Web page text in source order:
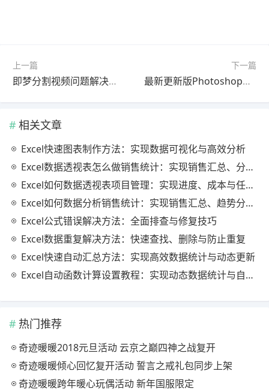
上一篇
即梦分割视频问题解决教程2026最新版零基础入门
下一篇
最新更新版Photoshop导出使用教程教程｜详细步骤
相关文章
Excel快速图表制作方法：实现数据可视化与高效分析
Excel数据透视表怎么做销售统计：实现销售汇总、分析与动态监控
Excel如何数据透视表项目管理：实现进度、成本与任务的高效分析
Excel如何数据分析销售统计：实现销售汇总、趋势分析与业绩优化
Excel公式错误解决方法：全面排查与修复技巧
Excel数据重复解决方法：快速查找、删除与防止重复
Excel快速自动汇总方法：实现高效数据统计与动态更新
Excel自动函数计算设置教程：实现动态数据统计与自动更新
热门推荐
奇迹暖暖2018元旦活动 云京之巅四神之战复开
奇迹暖暖倾心回忆复开活动 誓言之戒礼包同步上架
奇迹暖暖跨年暖心玩偶活动 新年国服限定